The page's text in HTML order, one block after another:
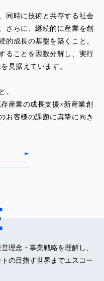
同時に技術と共存する社会
さらに、継続的に産業を創
的成長の基盤を築くこと。
ることを因数分解し、実行
見据えています。
。
産業の成長支援×新産業創
お客様の課題に真摯に向き
理念・事業戦略を理解し、
の目指す世界までエスコー